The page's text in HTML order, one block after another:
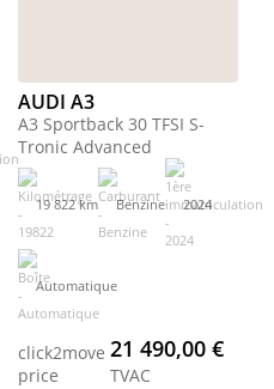
AUDI A3
A3 Sportback 30 TFSI S-
Tronic Advanced
19 822 km Benzine 2024
Automatique
click2move
price
21 490,00 €
TVAC